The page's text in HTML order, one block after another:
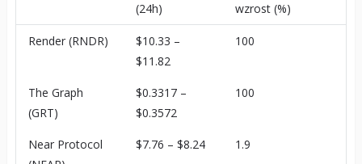
(24h)
wzrost (%)
Render (RNDR)
$10.33 –
$11.82
100
The Graph
(GRT)
$0.3317 –
$0.3572
100
Near Protocol
$7.76 – $8.24 1.9